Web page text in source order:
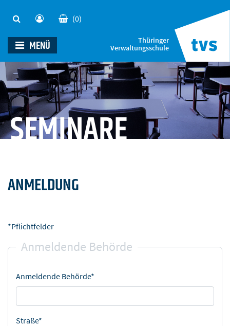
Thüringer
Verwaltungsschule
(0)
MENÜ
SEMINARE
ANMELDUNG
*Pflichtfelder
Anmeldende Behörde
Anmeldende Behörde*
Straße*